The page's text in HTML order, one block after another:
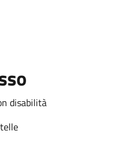
disabilità